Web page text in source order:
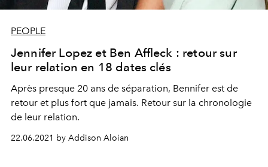
PEOPLE
Jennifer Lopez et Ben Affleck : retour sur
leur relation en 18 dates clés
Après presque 20 ans de séparation, Bennifer est de
retour et plus fort que jamais. Retour sur la chronologie
de leur relation.
22.06.2021 by Addison Aloian